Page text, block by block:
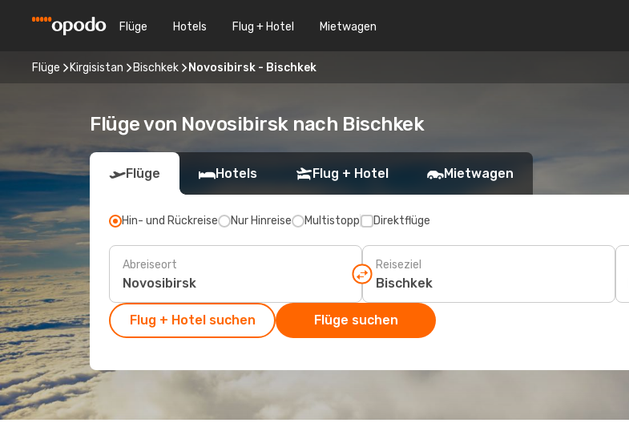
Flüge Hotels Flug + Hotel Mietwagen
Flüge Kirgisistan Bischkek Novosibirsk - Bischkek
Flüge von Novosibirsk nach Bischkek
Flüge Hotels Flug + Hotel Mietwagen
Hin- und Rückreise Nur Hinreise Multistopp Direktflüge
Abreiseort Reiseziel
Flug + Hotel suchen Flüge suchen